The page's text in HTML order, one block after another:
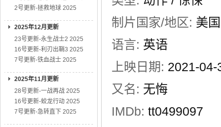
2号更新-拯救地球 2025
2025年12月更新
23号更新-永生战士2 2025
16号更新-利刃出鞘3 2025
7号更新-铁血战士 2025
2025年11月更新
28号更新-一战再战 2025
16号更新-蛟龙行动 2025
7号更新-急转直下 2025
制片国家/地区: 美国
语言: 英语
上映日期: 2021-04-
又名: 无悔
IMDb: tt0499097